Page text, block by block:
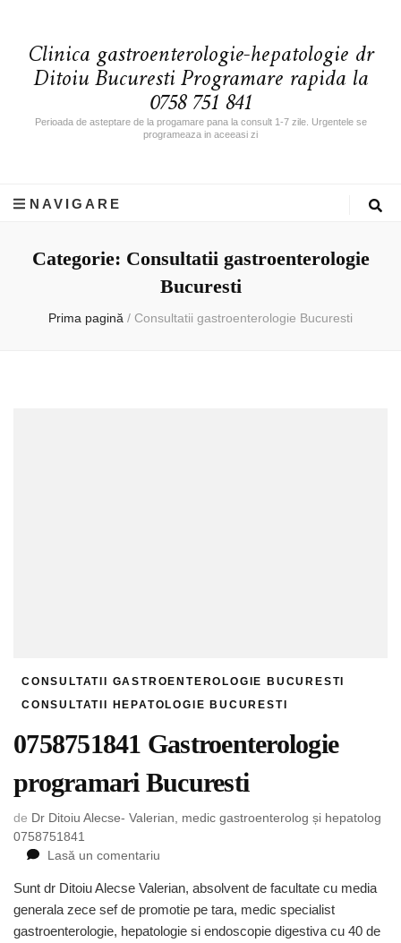
Clinica gastroenterologie-hepatologie dr
Ditoiu Bucuresti Programare rapida la
0758 751 841
Perioada de asteptare de la progamare pana la consult 1-7 zile. Urgentele se
programeaza in aceeasi zi
NAVIGARE
Categorie: Consultatii gastroenterologie
Bucuresti
Prima pagină / Consultatii gastroenterologie Bucuresti
CONSULTATII GASTROENTEROLOGIE BUCURESTI
CONSULTATII HEPATOLOGIE BUCURESTI
0758751841 Gastroenterologie
programari Bucuresti
de Dr Ditoiu Alecse- Valerian, medic gastroenterolog și hepatolog
0758751841
Lasă un comentariu
Gastroenterologie
programari
Bucuresti
Sunt dr Ditoiu Alecse Valerian, absolvent de facultate cu media
generala zece sef de promotie pe tara, medic specialist
gastroenterologie, hepatologie si endoscopie digestiva cu 40 de